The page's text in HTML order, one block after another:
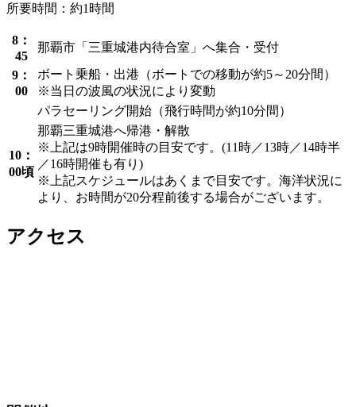
所要時間：約1時間
8：
45
那覇市「三重城港内待合室」へ集合・受付
9：
00
ボート乗船・出港（ボートでの移動が約5～20分間）
※当日の波風の状況により変動
パラセーリング開始（飛行時間が約10分間）
10：
00頃
那覇三重城港へ帰港・解散
※上記は9時開催時の目安です。(11時／13時／14時半
／16時開催も有り)
※上記スケジュールはあくまで目安です。海洋状況に
より、お時間が20分程前後する場合がございます。
アクセス